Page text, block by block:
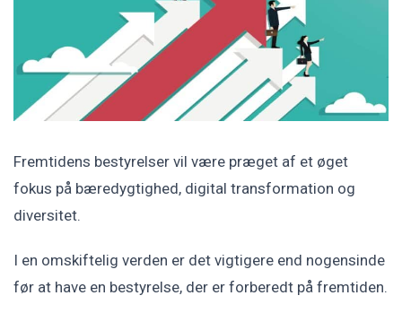
Fremtidens bestyrelser vil være præget af et øget
fokus på bæredygtighed, digital transformation og
diversitet.
I en omskiftelig verden er det vigtigere end nogensinde
før at have en bestyrelse, der er forberedt på fremtiden.